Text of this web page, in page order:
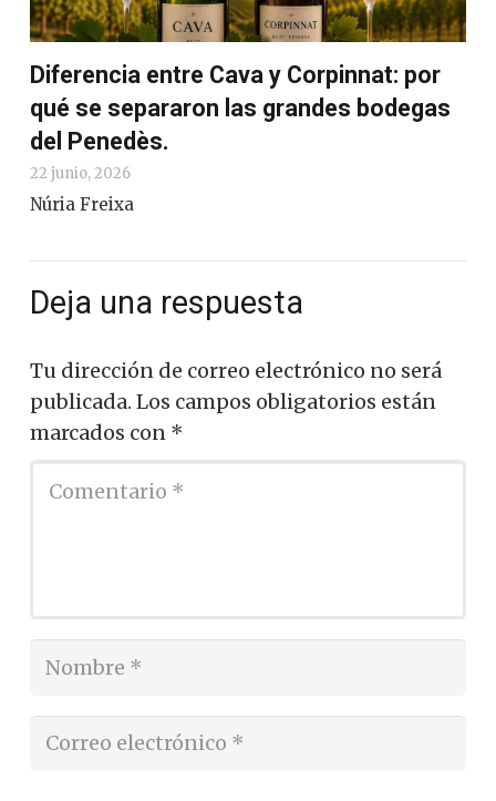
Diferencia entre Cava y Corpinnat: por
qué se separaron las grandes bodegas
del Penedès.
22 junio, 2026
Núria Freixa
Deja una respuesta
Tu dirección de correo electrónico no será
publicada. Los campos obligatorios están
marcados con *